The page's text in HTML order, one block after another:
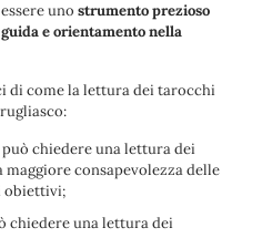
uno strumento prezioso
e orientamento nella
di come la lettura dei tarocchi
chiedere una lettura dei
consapevolezza delle
obiettivi;
chiedere una lettura dei